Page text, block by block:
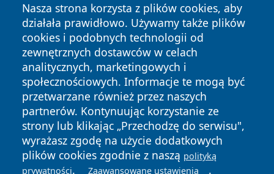
Nasza strona korzysta z plików cookies, aby
działała prawidłowo. Używamy także plików
cookies i podobnych technologii od
zewnętrznych dostawców w celach
analitycznych, marketingowych i
społecznościowych. Informacje te mogą być
przetwarzane również przez naszych
partnerów. Kontynuując korzystanie ze
strony lub klikając „Przechodzę do serwisu",
wyrażasz zgodę na użycie dodatkowych
plików cookies zgodnie z naszą polityką
prywatności. Zaawansowane ustawienia .
Copyright © 2026 leszczynski24.pl Wszystkie prawa
zastrzeżone.
News Autorzy
Polityka
Prywatności
Polityka
Cookies